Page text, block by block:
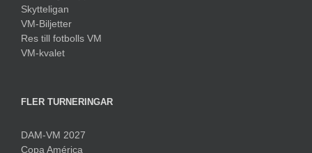
Skytteligan
VM-Biljetter
Res till fotbolls VM
VM-kvalet
FLER TURNERINGAR
DAM-VM 2027
Copa América